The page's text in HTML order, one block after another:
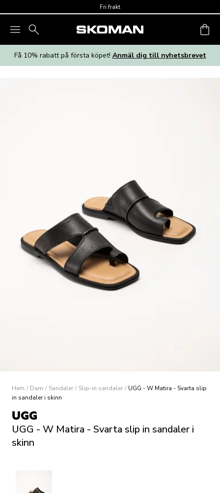
Fri frakt
Få 10% rabatt på första köpet! Anmäl dig till nyhetsbrevet
Hem / Dam / Sandaler / Slip-in sandaler / UGG - W Matira - Svarta slip
in sandaler i skinn
UGG
UGG - W Matira - Svarta slip in sandaler i
skinn